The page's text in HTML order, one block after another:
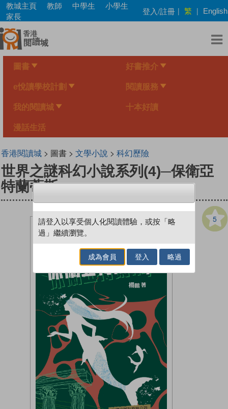
Skip
main
content
教城主頁 教師 中學生
小學生
家長
登入/註冊 | 繁 | English
圖書 好書推介
e悅讀學校計劃 閱讀服務
我的閱讀城 十本好讀
漫話生活
香港閱讀城> 圖書 > 文學小說 > 科幻歷險
世界之謎科幻小說系列(4)─保衛亞
特蘭蒂斯
5
請登入以享受個人化閱讀體驗，或按「略
過」繼續瀏覽。
成為會員 登入 略過